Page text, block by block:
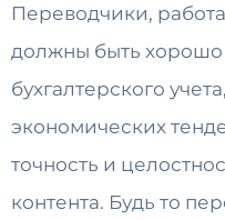
Переводчики,
должны быть хорошо
бухгалтерского
экономических
точность и
контента. Будь то